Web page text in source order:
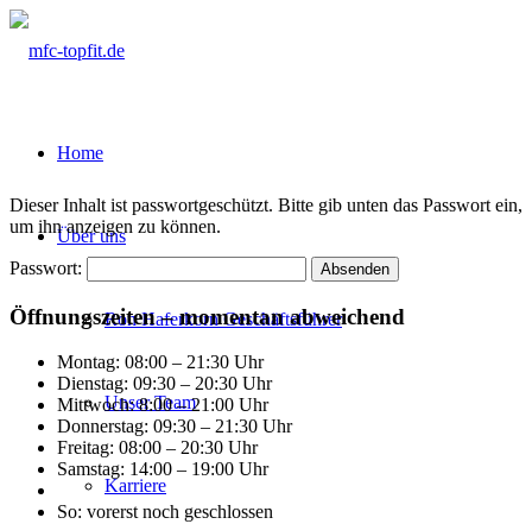
Home
Über uns
Ron Haferkorn Geschäftsführer
Unser Team
Karriere
Dieser Inhalt ist passwortgeschützt. Bitte gib unten das Passwort ein,
um ihn anzeigen zu können.
Passwort:
Öffnungszeiten – momentan abweichend
Montag: 08:00 – 21:30 Uhr
Dienstag: 09:30 – 20:30 Uhr
Mittwoch: 8:00 – 21:00 Uhr
Donnerstag: 09:30 – 21:30 Uhr
Freitag: 08:00 – 20:30 Uhr
Samstag: 14:00 – 19:00 Uhr
So: vorerst noch geschlossen